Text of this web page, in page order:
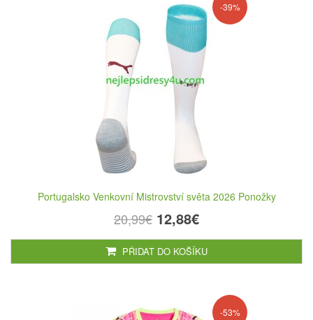
-39%
Portugalsko Venkovní Mistrovství světa 2026 Ponožky
20,99€ 12,88€
PŘIDAT DO KOŠÍKU
-53%